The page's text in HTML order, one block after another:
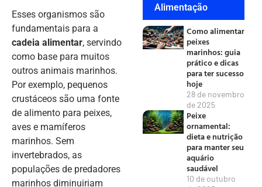
Esses organismos são
fundamentais para a
cadeia alimentar, servindo
como base para muitos
outros animais marinhos.
Por exemplo, pequenos
crustáceos são uma fonte
de alimento para peixes,
aves e mamíferos
marinhos. Sem
invertebrados, as
populações de predadores
marinhos diminuiriam
Alimentação
Como alimentar
peixes
marinhos: guia
prático e dicas
para ter sucesso
hoje
28 de novembro
de 2025
Peixe
ornamental:
dieta e nutrição
para manter seu
aquário
saudável
10 de outubro